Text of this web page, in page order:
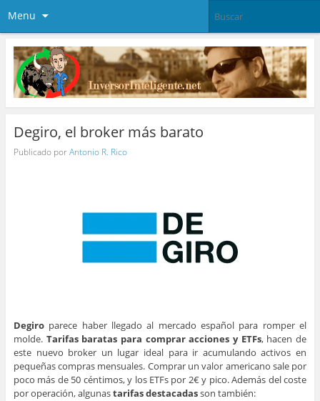
Menu
Degiro, el broker más barato
Publicado porAntonio R. Rico
Degiroparece haber llegado al mercado español para romper el
molde. Tarifas baratas para comprar acciones y ETFs, hacen de
este nuevo broker un lugar ideal para ir acumulando activos en
pequeñas compras mensuales. Comprar un valor americano sale por
poco más de 50 céntimos, y los ETFs por 2€ y pico. Además del coste
por operación, algunastarifas destacadasson también: